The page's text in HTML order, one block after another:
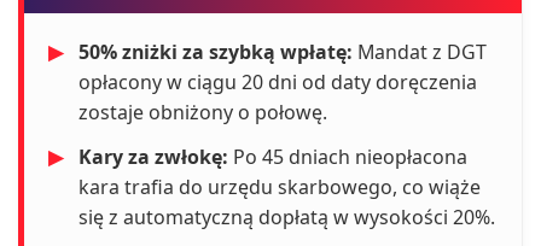
▶ 50% zniżki za szybką wpłatę: Mandat z DGT
opłacony w ciągu 20 dni od daty doręczenia
zostaje obniżony o połowę.
▶
Kary za zwłokę: Po 45 dniach nieopłacona
kara trafia do urzędu skarbowego, co wiąże
się z automatyczną dopłatą w wysokości 20%.